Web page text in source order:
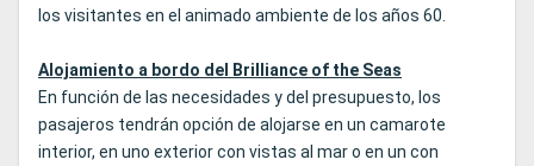
los visitantes en el animado ambiente de los años 60.
Alojamiento a bordo del Brilliance of the Seas
En función de las necesidades y del presupuesto, los
pasajeros tendrán opción de alojarse en un camarote
interior, en uno exterior con vistas al mar o en un con